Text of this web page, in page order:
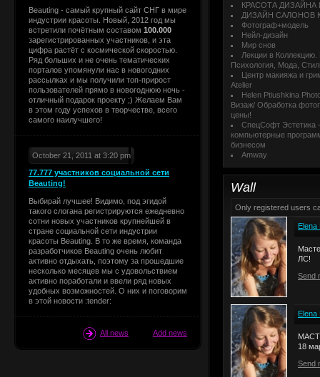
Beauting - самый крупный сайт СНГ в мире
индустрии красоты. Новый, 2012 год мы
встретили почётным составом 100.000
зарегистрированных участников, и эта
цифра растёт с космической скоростью.
Ряд больших и не очень тематических
порталов упомянули нас в новогодних
рассылках и мы получили топ-прирост
пользователей прямо в новогоднюю ночь -
отличный подарок проекту ;) Желаем Вам
в этом году успехов в творчестве, всего
самого наилучшего!
October 21, 2011 at 3:20 pm
77.777 участников социальной сети
Beauting!
Выбирай лучшее! Видимо, под эгидой
такого слогана регистрируются ежедневно
сотни новых участников крупнейшей в
стране социальной сети индустрии
красоты Beauting. В то же время, команда
разработчиков Beauting очень любит
активно отдыхать, поэтому за прошедшие
несколько месяцев мы с удовольствием
активно поработали и ввели ряд новых
удобных возможностей. О них и поговорим
в этой новости :tender:
Add news
All news
КРАСОТА ДИЗАЙНА
ДИЗАЙН САЛОНОВ
Фотограф+модель
Нейл-дизайн
Мир снов
Лекции в
Психология, Мода,
Центр макияжа и
Atelier
Helen Ptiushkina
Визаж/ Обработка
цены!
СпецСофт Эстетика -
компьютерные
бизнесом
Amway
Wall
Only registered users
Elena
ЛС!
Send
Elena
18
Send